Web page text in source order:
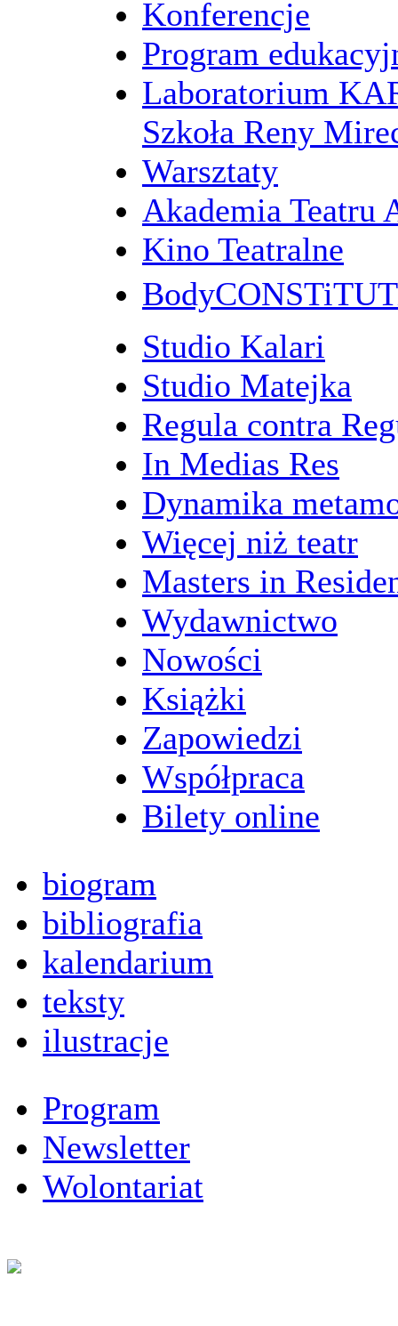
Konferencje
Program
Laboratorium
Szkoła Reny
Warsztaty
Akademia Teatru
Kino Teatralne
Studio Kalari
Studio Matejka
Regula contra
In Medias Res
Dynamika
Więcej niż teatr
Masters in
Wydawnictwo
Nowości
Książki
Zapowiedzi
Współpraca
Bilety online
biogram
bibliografia
kalendarium
teksty
ilustracje
Program
Newsletter
Wolontariat